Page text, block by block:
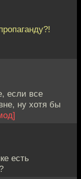
если все
ну хотя бы
есть